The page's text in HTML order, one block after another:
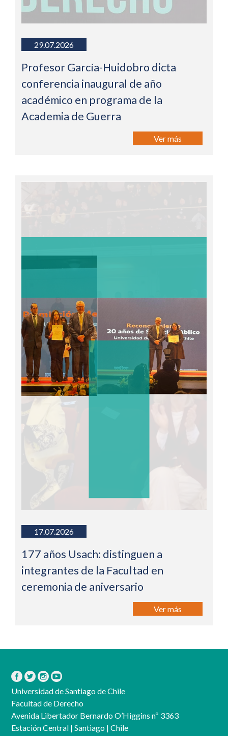
29.07.2026
Profesor García-Huidobro dicta
conferencia inaugural de año
académico en programa de la
Academia de Guerra
Ver más
17.07.2026
177 años Usach: distinguen a
integrantes de la Facultad en
ceremonia de aniversario
Ver más
Universidad de Santiago de Chile
Facultad de Derecho
Avenida Libertador Bernardo O’Higgins nº 3363
Estación Central | Santiago | Chile